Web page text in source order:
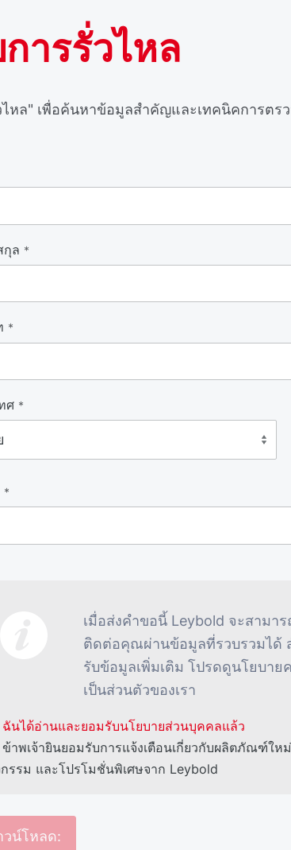
ารรั่วไหล
หล" เพื่อค้นหาข้อมูลสําคัญและเทคนิคการตร
กุล *
*
ศ *
*
เมื่อส่งคําขอนี้ Leybold จะสามาร
ติดต่อคุณผ่านข้อมูลที่รวบรวมได้
รับข้อมูลเพิ่มเติม โปรดดูนโยบาย
เป็นส่วนตัวของเรา
ฉันได้อ่านและยอมรับนโยบายส่วนบุคคลแล้ว
ข้าพเจ้ายินยอมรับการแจ้งเตือนเกี่ยวกับผลิตภัณฑ์ใหม่
รรม และโปรโมชั่นพิเศษจาก Leybold